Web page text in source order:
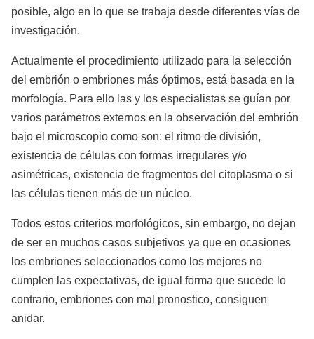
posible, algo en lo que se trabaja desde diferentes vías de
investigación.
Actualmente el procedimiento utilizado para la selección
del embrión o embriones más óptimos, está basada en la
morfología. Para ello las y los especialistas se guían por
varios parámetros externos en la observación del embrión
bajo el microscopio como son: el ritmo de división,
existencia de células con formas irregulares y/o
asimétricas, existencia de fragmentos del citoplasma o si
las células tienen más de un núcleo.
Todos estos criterios morfológicos, sin embargo, no dejan
de ser en muchos casos subjetivos ya que en ocasiones
los embriones seleccionados como los mejores no
cumplen las expectativas, de igual forma que sucede lo
contrario, embriones con mal pronostico, consiguen
anidar.